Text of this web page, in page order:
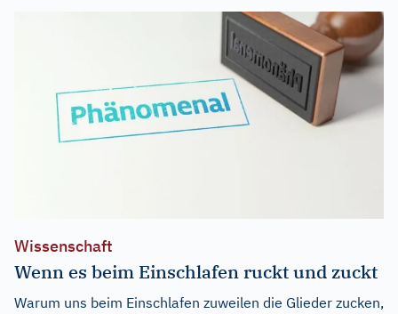
Wissenschaft
Wenn es beim Einschlafen ruckt und zuckt
Warum uns beim Einschlafen zuweilen die Glieder zucken,